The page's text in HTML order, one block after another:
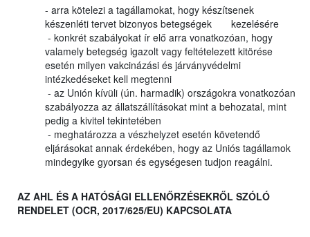
- arra kötelezi a tagállamokat, hogy készítsenek
készenléti tervet bizonyos betegségek kezelésére
- konkrét szabályokat ír elő arra vonatkozóan, hogy
valamely betegség igazolt vagy feltételezett kitörése
esetén milyen vakcinázási és járványvédelmi
intézkedéseket kell megtenni
- az Unión kívüli (ún. harmadik) országokra vonatkozóan
szabályozza az állatszállításokat mint a behozatal, mint
pedig a kivitel tekintetében
- meghatározza a vészhelyzet esetén követendő
eljárásokat annak érdekében, hogy az Uniós tagállamok
mindegyike gyorsan és egységesen tudjon reagálni.
AZ AHL ÉS A HATÓSÁGI ELLENŐRZÉSEKRŐL SZÓLÓ
RENDELET (OCR, 2017/625/EU) KAPCSOLATA